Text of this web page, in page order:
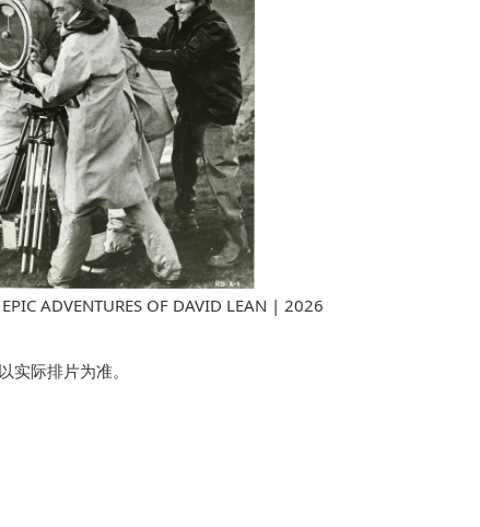
ADVENTURES OF DAVID LEAN | 2026
实际排片为准。